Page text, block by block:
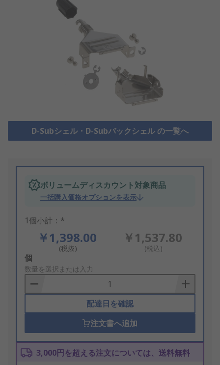
D-Subシェル・D-Subバックシェル の一覧へ
ボリュームディスカウント対象商品
一括購入価格オプションを表示
1個小計：*
￥1,398.00
(税抜)
￥1,537.80
(税込)
Add
to
Basket
個
数量を選択または入力
配達日を確認
注文書へ追加
3,000円を超える注文については、送料無料